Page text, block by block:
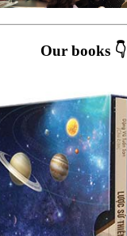
Our books 👇